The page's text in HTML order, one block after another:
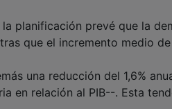
planificación prevé que la
que el incremento medio
una reducción del 1,6%
en relación al PIB--. Esta